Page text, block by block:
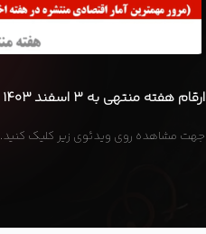
ارقام هفته منتهی به ۳ اسفند ۱۴۰۳
جهت مشاهده روی ویدئوی زیر کلیک کنید.